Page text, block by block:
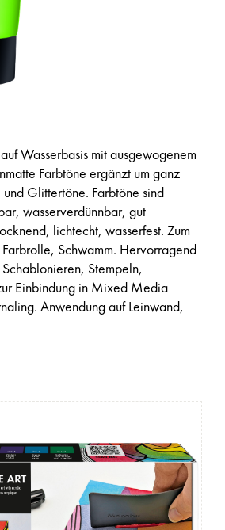
Wasserbasis mit ausgewogenem
Farbtöne ergänzt um ganz
Glittertöne. Farbtöne sind
wasserverdünnbar, gut
lichtecht, wasserfest. Zum
Schwamm. Hervorragend
Stempeln,
Einbindung in Mixed Media
Anwendung auf Leinwand,